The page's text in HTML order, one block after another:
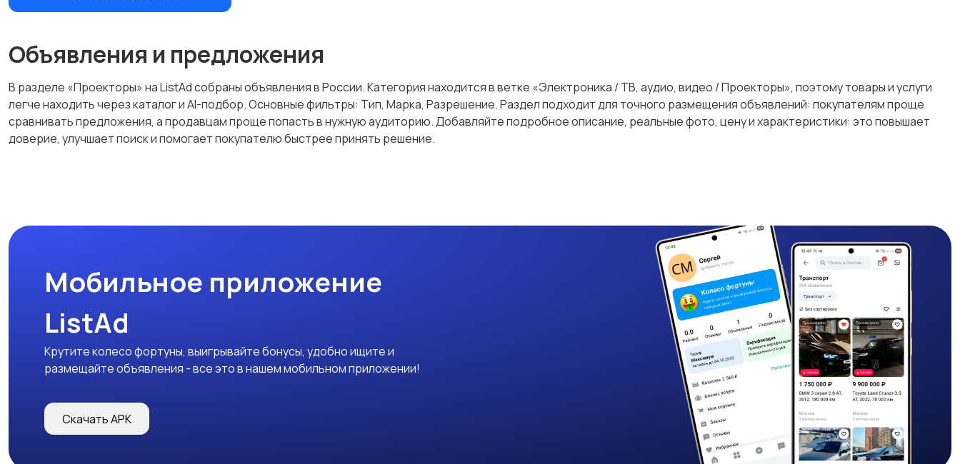
Объявления и предложения
В разделе «Проекторы» на ListAd собраны объявления в России. Категория находится в ветке «Электроника / ТВ, аудио, видео / Проекторы», поэтому товары и услуги
легче находить через каталог и AI-подбор. Основные фильтры: Тип, Марка, Разрешение. Раздел подходит для точного размещения объявлений: покупателям проще
сравнивать предложения, а продавцам проще попасть в нужную аудиторию. Добавляйте подробное описание, реальные фото, цену и характеристики: это повышает
доверие, улучшает поиск и помогает покупателю быстрее принять решение.
Мобильное приложение
ListAd
Крутите колесо фортуны, выигрывайте бонусы, удобно ищите и
размещайте объявления - все это в нашем мобильном приложении!
Скачать APK